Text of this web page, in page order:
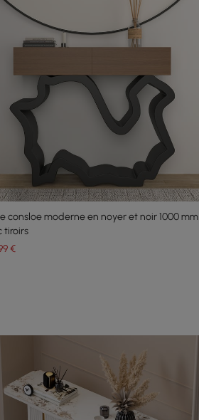
consloe moderne en noyer et noir 1000 mm
tiroirs
€